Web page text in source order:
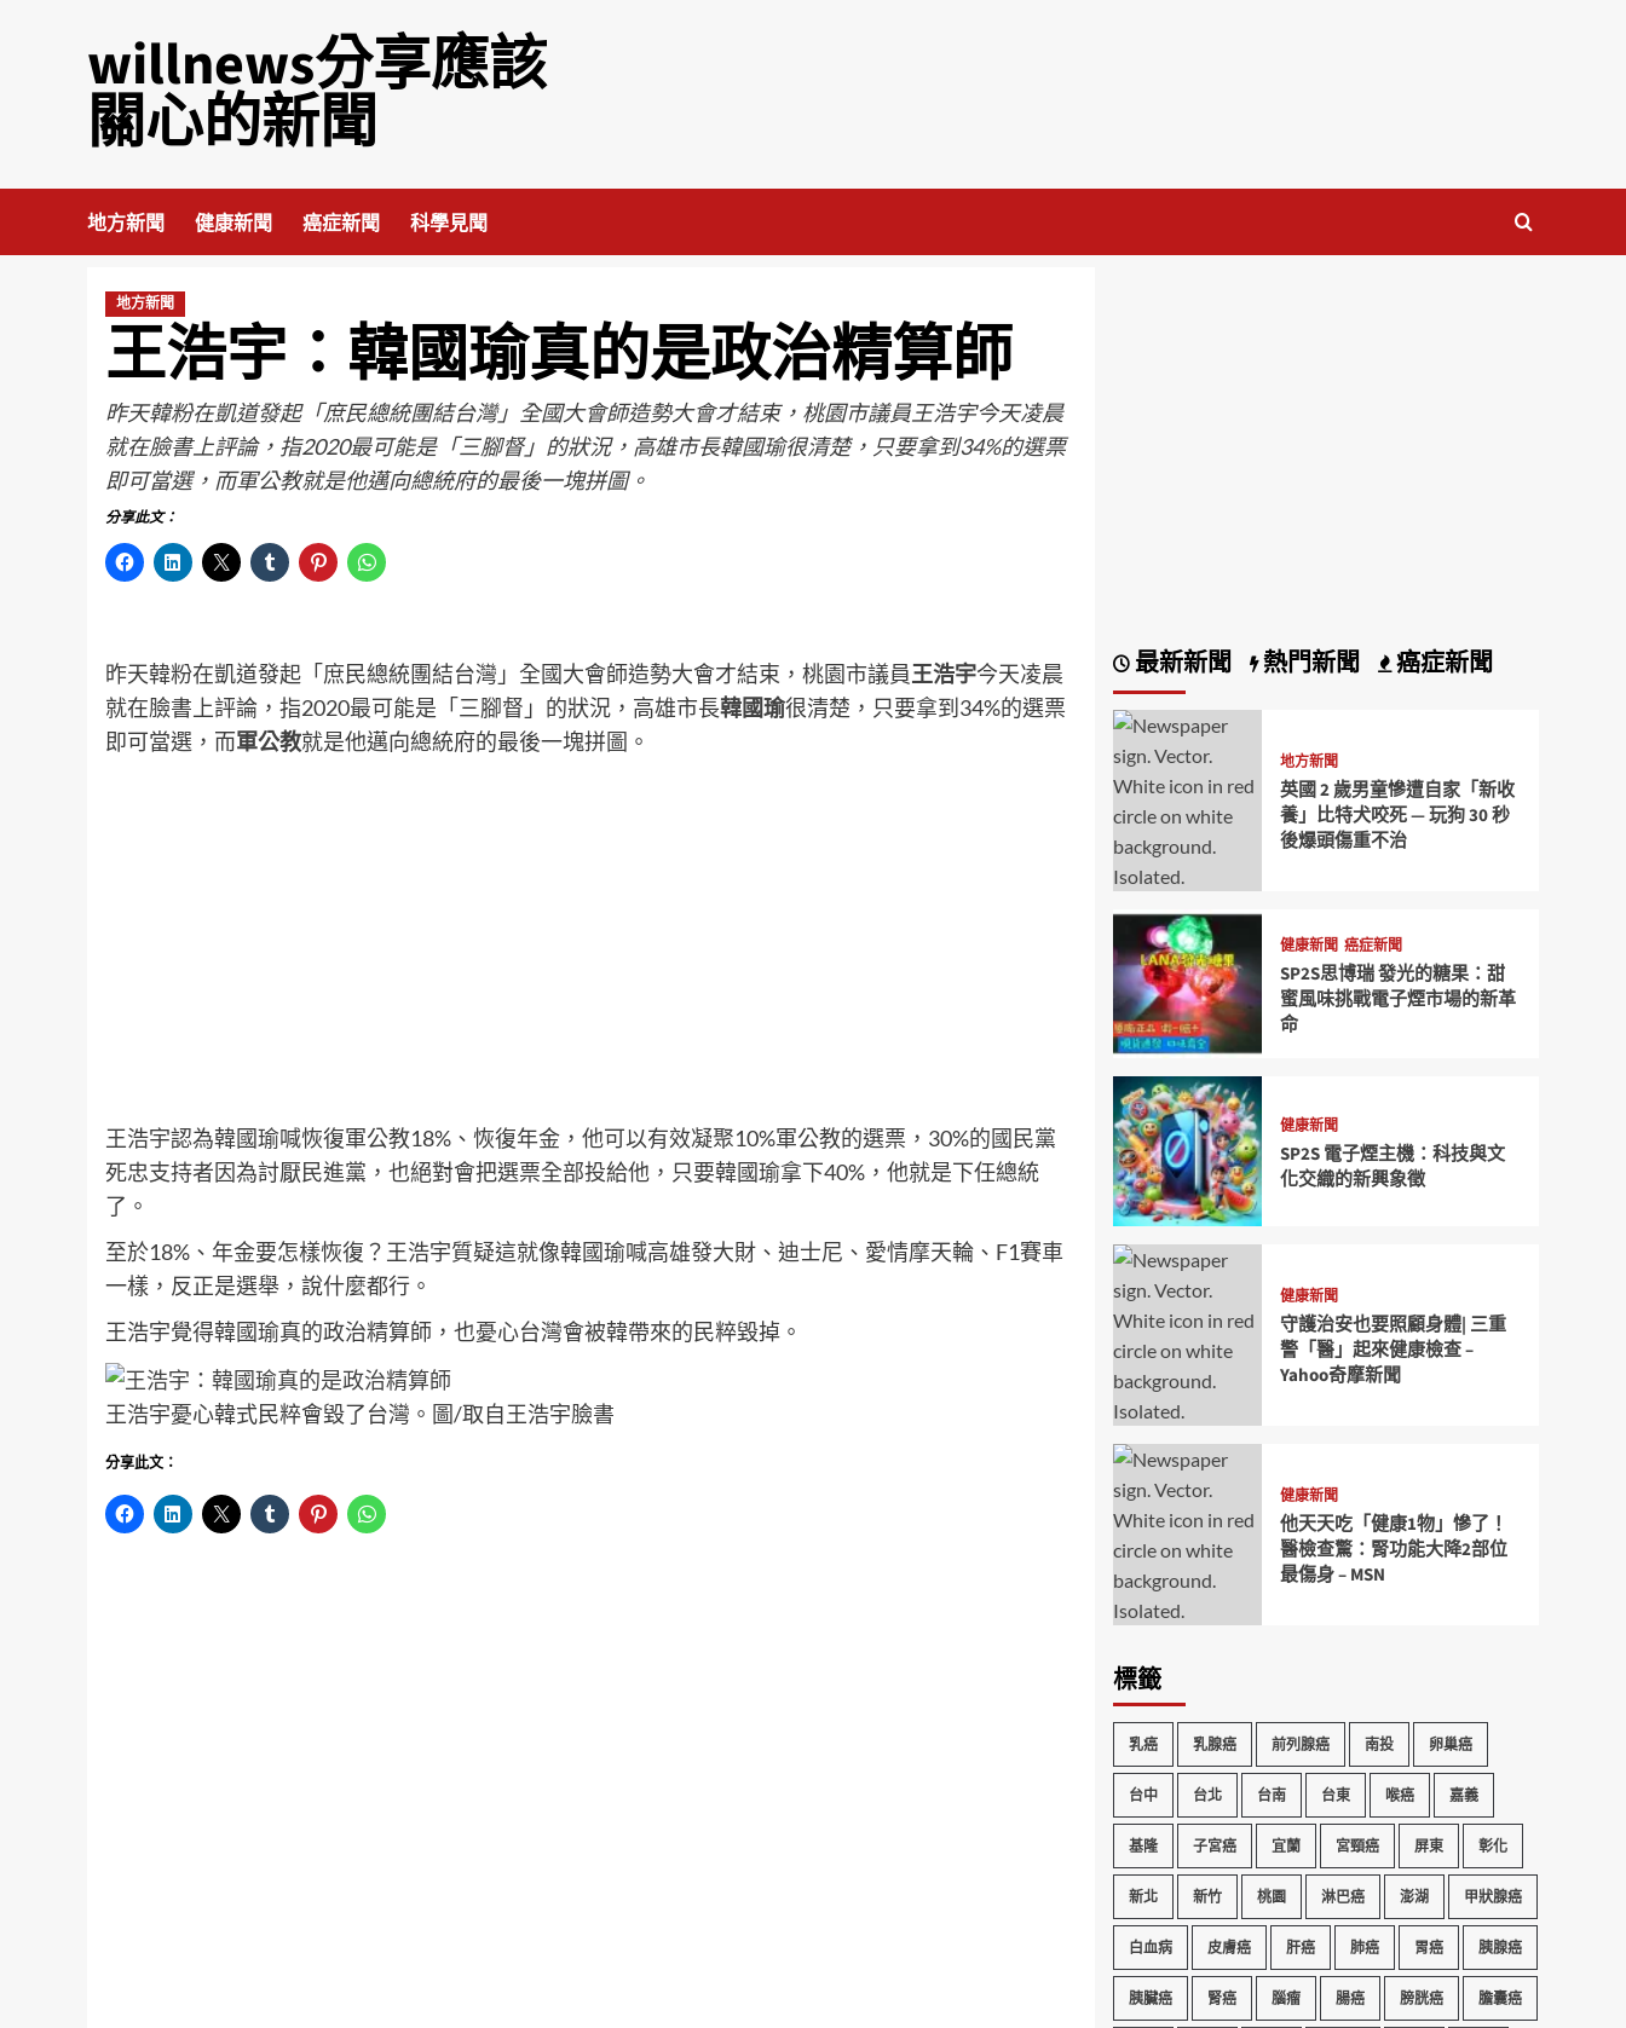
willnews分享應該
關心的新聞
地方新聞 健康新聞 癌症新聞 科學見聞
地方新聞
王浩宇：韓國瑜真的是政治精算師
昨天韓粉在凱道發起「庶民總統團結台灣」全國大會師造勢大會才結束，桃園市議員王浩宇今天凌晨
就在臉書上評論，指2020最可能是「三腳督」的狀況，高雄市長韓國瑜很清楚，只要拿到34%的選票
即可當選，而軍公教就是他邁向總統府的最後一塊拼圖。
分享此文：
昨天韓粉在凱道發起「庶民總統團結台灣」全國大會師造勢大會才結束，桃園市議員王浩宇今天凌晨
就在臉書上評論，指2020最可能是「三腳督」的狀況，高雄市長韓國瑜很清楚，只要拿到34%的選票
即可當選，而軍公教就是他邁向總統府的最後一塊拼圖。
王浩宇認為韓國瑜喊恢復軍公教18%、恢復年金，他可以有效凝聚10%軍公教的選票，30%的國民黨
死忠支持者因為討厭民進黨，也絕對會把選票全部投給他，只要韓國瑜拿下40%，他就是下任總統
了。
至於18%、年金要怎樣恢復？王浩宇質疑這就像韓國瑜喊高雄發大財、迪士尼、愛情摩天輪、F1賽車
一樣，反正是選舉，說什麼都行。
王浩宇覺得韓國瑜真的政治精算師，也憂心台灣會被韓帶來的民粹毀掉。
王浩宇憂心韓式民粹會毀了台灣。圖/取自王浩宇臉書
分享此文：
最新新聞 熱門新聞 癌症新聞
地方新聞
英國 2 歲男童慘遭自家「新收
養」比特犬咬死 — 玩狗 30 秒
後爆頭傷重不治
健康新聞 癌症新聞
SP2S思博瑞 發光的糖果：甜
蜜風味挑戰電子煙市場的新革
命
健康新聞
SP2S 電子煙主機：科技與文
化交織的新興象徵
健康新聞
守護治安也要照顧身體| 三重
警「醫」起來健康檢查 –
Yahoo奇摩新聞
健康新聞
他天天吃「健康1物」慘了！
醫檢查驚：腎功能大降2部位
最傷身 – MSN
標籤
乳癌 乳腺癌 前列腺癌 南投 卵巢癌
台中 台北 台南 台東 喉癌 嘉義
基隆 子宮癌 宜蘭 宮頸癌 屏東 彰化
新北 新竹 桃園 淋巴癌 澎湖 甲狀腺癌
白血病 皮膚癌 肝癌 肺癌 胃癌 胰腺癌
胰臟癌 腎癌 腦瘤 腸癌 膀胱癌 膽囊癌